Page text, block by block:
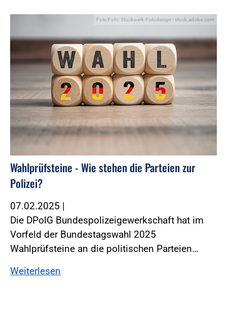
Foto:Foto: Stockwerk-Fotodesign - stock.adobe.com
Wahlprüfsteine - Wie stehen die Parteien zur
Polizei?
07.02.2025 |
Die DPolG Bundespolizeigewerkschaft hat im
Vorfeld der Bundestagswahl 2025
Wahlprüfsteine an die politischen Parteien…
Weiterlesen